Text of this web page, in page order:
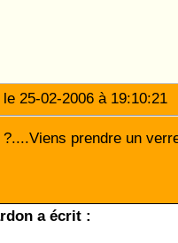
25-02-2006 à
prendre un
a écrit :